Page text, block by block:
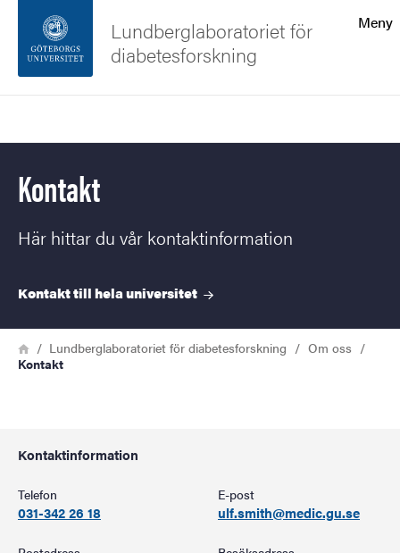
Sidfoten
Om webbplatsen
Meny
Lundberglaboratoriet för
diabetesforskning
Kontakt
Här hittar du vår kontaktinformation
Kontakt till helauniversitet
Länkstig
HemLundberglaboratoriet för diabetesforskning
Om oss
Kontakt
Kontaktinformation
Telefon
031-342 26 18
E-post
ulf.smith@medic.gu.se